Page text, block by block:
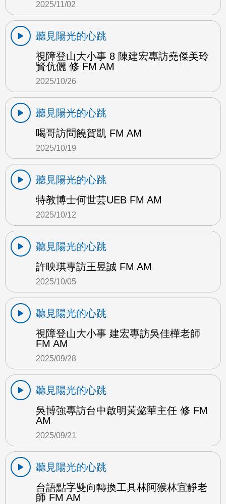
2025/11/02
聽見陽光的心跳
視障登山大小事 8 陳建宏專訪堯傑美玲
賢伉儷 修 FM AM
2025/10/26
聽見陽光的心跳
喝哥訪問饒賀凱 FM AM
2025/10/19
聽見陽光的心跳
特教博士何世芸UEB FM AM
2025/10/12
聽見陽光的心跳
許映琪專訪王昱誠 FM AM
2025/10/05
聽見陽光的心跳
視障登山大小事 建宏專訪吳佳樺老師
FM AM
2025/09/28
聽見陽光的心跳
吳博強專訪台中啟明黃懿華主任 修 FM
AM
2025/09/21
聽見陽光的心跳
台語點字雙向轉換工具林阿猴林宜靜老
師 FM AM